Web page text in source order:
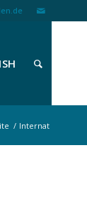
/ Internat